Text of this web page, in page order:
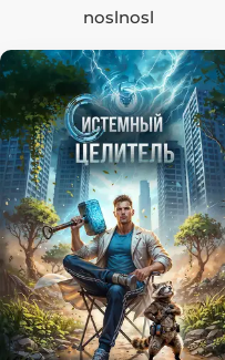
noslnosl